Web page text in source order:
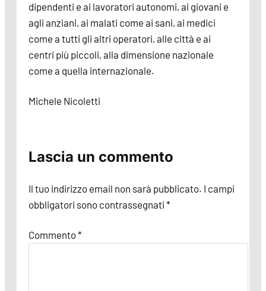
dipendenti e ai lavoratori autonomi, ai giovani e
agli anziani, ai malati come ai sani, ai medici
come a tutti gli altri operatori, alle città e ai
centri più piccoli, alla dimensione nazionale
come a quella internazionale.
Michele Nicoletti
Lascia un commento
Il tuo indirizzo email non sarà pubblicato. I campi
obbligatori sono contrassegnati *
Commento*